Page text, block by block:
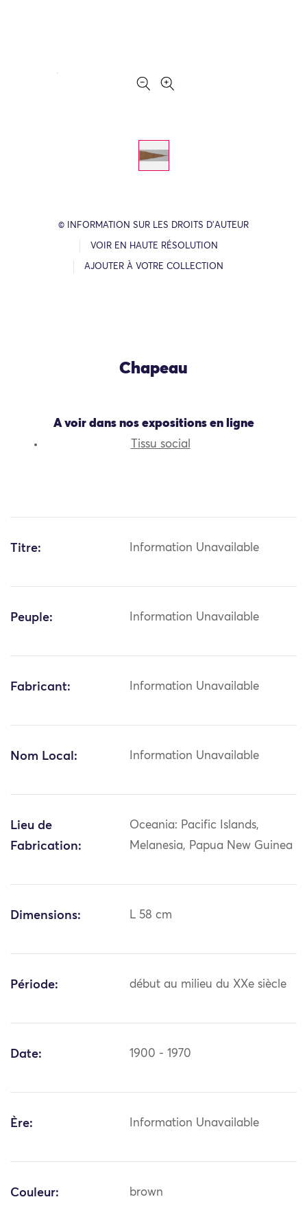
© INFORMATION SUR LES DROITS D’AUTEUR
VOIR EN HAUTE RÉSOLUTION
AJOUTER À VOTRE COLLECTION
Chapeau
A voir dans nos expositions en ligne
Tissu social
Titre: Information Unavailable
Peuple: Information Unavailable
Fabricant: Information Unavailable
Nom Local: Information Unavailable
Lieu de
Fabrication:
Oceania: Pacific Islands,
Melanesia, Papua New Guinea
Dimensions: L 58 cm
Période: début au milieu du XXe siècle
Date: 1900 - 1970
Ère: Information Unavailable
Couleur: brown